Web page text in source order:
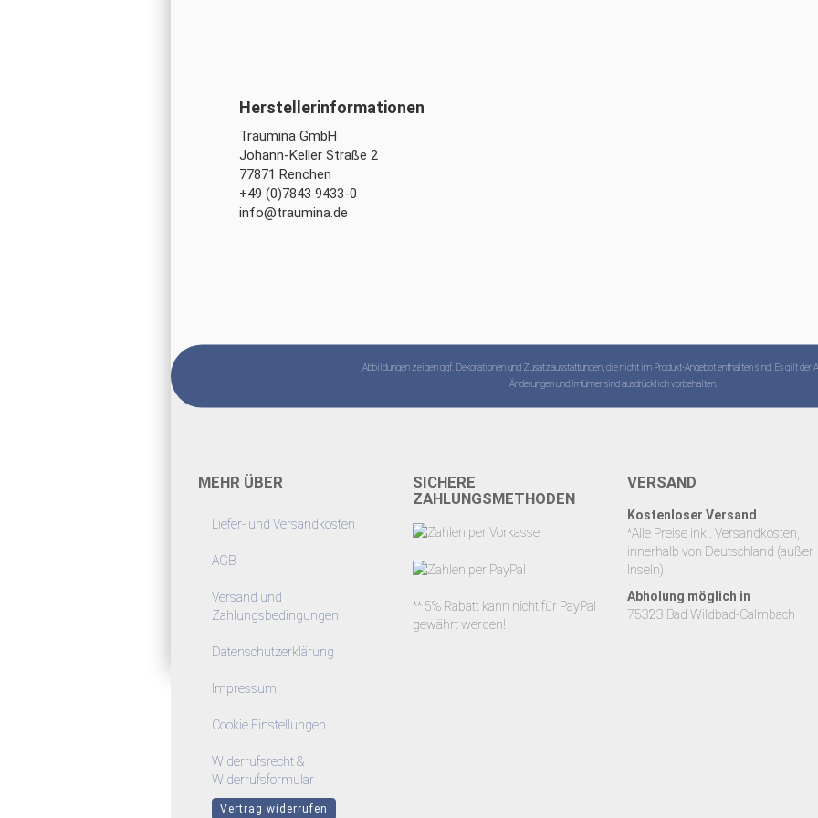
Traumina GmbH
Johann-Keller Straße 2
77871 Renchen
+49 (0)7843 9433-0
info@traumina.de
Abbildungen zeigen ggf. Dekorationen und Zusatzausstattungen, die nicht im Produkt-Angebot enthalten sind. Es gilt der
Änderungen und Irrtümer sind ausdrücklich vorbehalten.
MEHR ÜBER
Liefer- und Versandkosten
AGB
Versand und
Zahlungsbedingungen
Datenschutzerklärung
Impressum
Cookie Einstellungen
Widerrufsrecht &
Widerrufsformular
Vertrag widerrufen
SICHERE
ZAHLUNGSMETHODEN
** 5% Rabatt kann nicht für PayPal
gewährt werden!
VERSAND
Kostenloser Versand
*Alle Preise inkl. Versandkosten,
innerhalb von Deutschland (außer
Inseln)
Abholung möglich in
75323 Bad Wildbad-Calmbach